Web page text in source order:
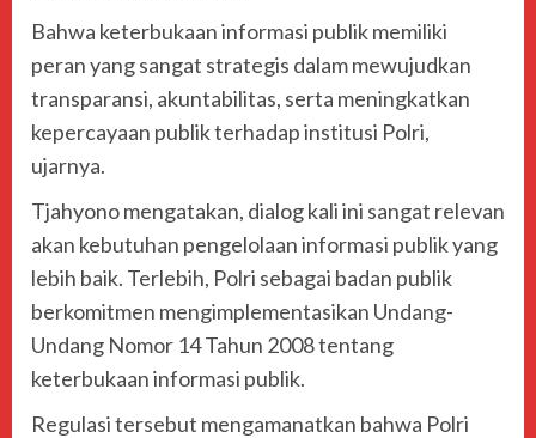
Bahwa keterbukaan informasi publik memiliki
peran yang sangat strategis dalam mewujudkan
transparansi, akuntabilitas, serta meningkatkan
kepercayaan publik terhadap institusi Polri,
ujarnya.
Tjahyono mengatakan, dialog kali ini sangat relevan
akan kebutuhan pengelolaan informasi publik yang
lebih baik. Terlebih, Polri sebagai badan publik
berkomitmen mengimplementasikan Undang-
Undang Nomor 14 Tahun 2008 tentang
keterbukaan informasi publik.
Regulasi tersebut mengamanatkan bahwa Polri